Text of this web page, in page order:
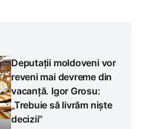
Deputații moldoveni vor
reveni mai devreme din
vacanță. Igor Grosu:
„Trebuie să livrăm niște
decizii”